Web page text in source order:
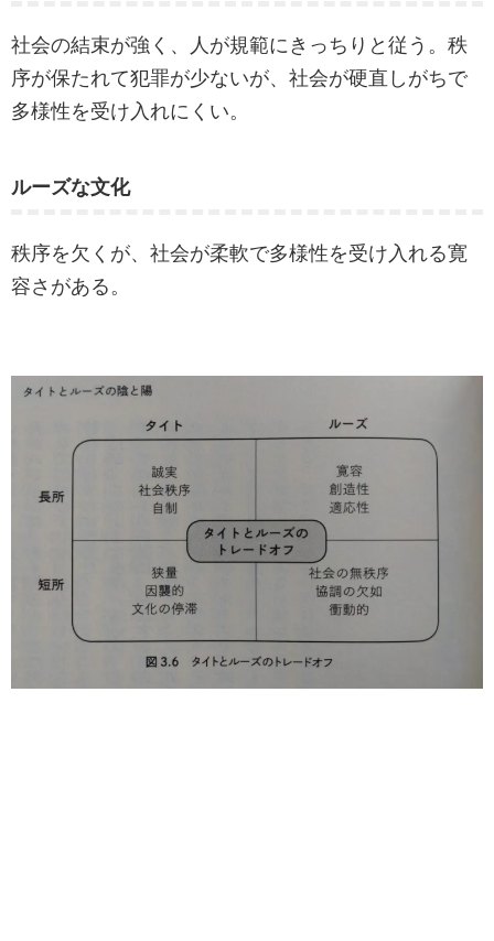
社会の結束が強く、人が規範にきっちりと従う。秩
序が保たれて犯罪が少ないが、社会が硬直しがちで
多様性を受け入れにくい。
ルーズな文化
秩序を欠くが、社会が柔軟で多様性を受け入れる寛
容さがある。